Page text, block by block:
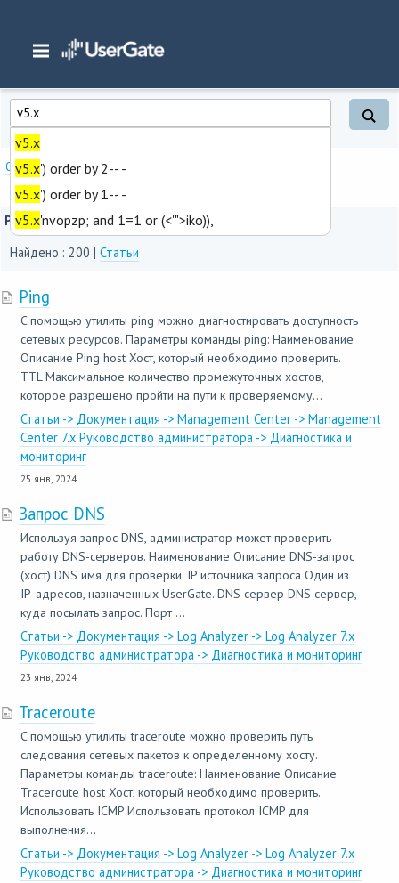
Главная/ Результаты поиска
Опции поиска
Результаты поиска
Найдено : 200 | Статьи
Ping
C помощью утилиты ping можно диагностировать доступность
сетевых ресурсов. Параметры команды ping: Наименование
Описание Ping host Хост, который необходимо проверить.
TTL Максимальное количество промежуточных хостов,
которое разрешено пройти на пути к проверяемому...
Статьи -> Документация -> Management Center -> Management
Center 7.x Руководство администратора -> Диагностика и
мониторинг
25 янв, 2024
Запрос DNS
Используя запрос DNS, администратор может проверить
работу DNS-серверов. Наименование Описание DNS-запрос
(хост) DNS имя для проверки. IP источника запроса Один из
IP-адресов, назначенных UserGate. DNS сервер DNS сервер,
куда посылать запрос. Порт ...
Статьи -> Документация -> Log Analyzer -> Log Analyzer 7.x
Руководство администратора -> Диагностика и мониторинг
23 янв, 2024
Traceroute
C помощью утилиты traceroute можно проверить путь
следования сетевых пакетов к определенному хосту.
Параметры команды traceroute: Наименование Описание
Traceroute host Хост, который необходимо проверить.
Использовать ICMP Использовать протокол ICMP для
выполнения...
Статьи -> Документация -> Log Analyzer -> Log Analyzer 7.x
Руководство администратора -> Диагностика и мониторинг
v5.x
v5.x') order by 2-- -
v5.x') order by 1-- -
v5.x'nvopzp; and 1=1 or (<'">iko)),